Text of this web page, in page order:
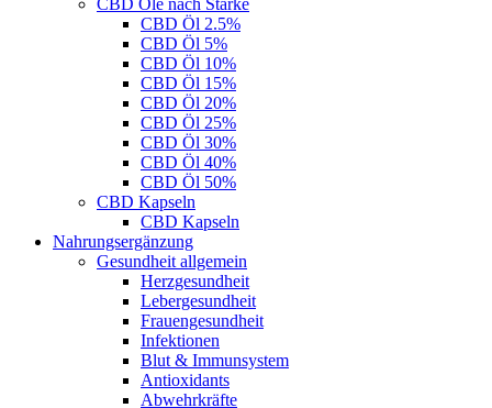
CBD Öle nach Stärke
CBD Öl 2.5%
CBD Öl 5%
CBD Öl 10%
CBD Öl 15%
CBD Öl 20%
CBD Öl 25%
CBD Öl 30%
CBD Öl 40%
CBD Öl 50%
CBD Kapseln
CBD Kapseln
Nahrungsergänzung
Gesundheit allgemein
Herzgesundheit
Lebergesundheit
Frauengesundheit
Infektionen
Blut & Immunsystem
Antioxidants
Abwehrkräfte